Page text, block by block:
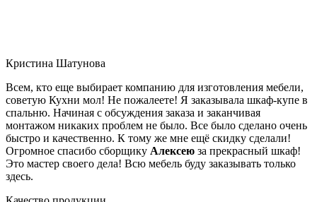
Кристина Шатунова
Всем, кто еще выбирает компанию для изготовления мебели,
советую Кухни мол! Не пожалеете! Я заказывала шкаф-купе в
спальню. Начиная с обсуждения заказа и заканчивая
монтажом никаких проблем не было. Все было сделано очень
быстро и качественно. К тому же мне ещё скидку сделали!
Огромное спасибо сборщику Алексею за прекрасный шкаф!
Это мастер своего дела! Всю мебель буду заказывать только
здесь.